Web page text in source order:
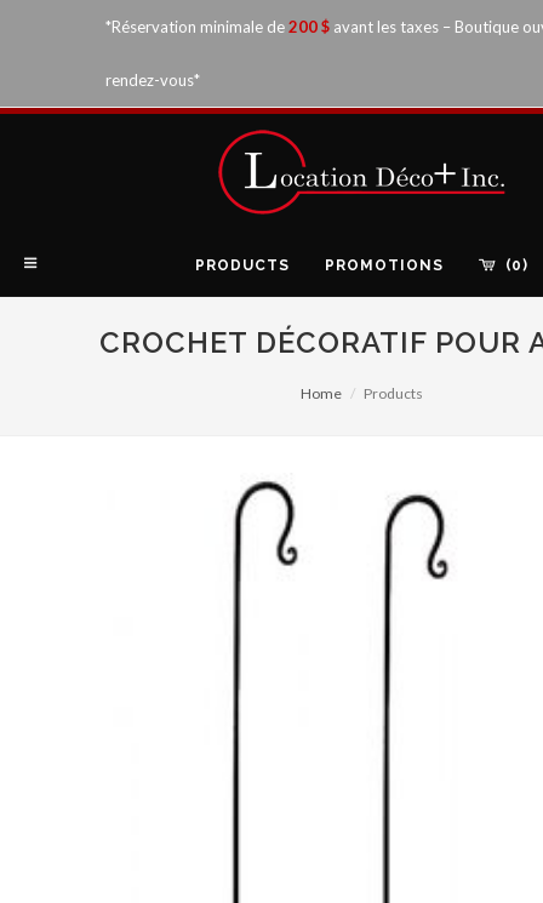
*Réservation minimale de200 $avant les taxes – Boutique
rendez-vous*
PRODUCTS PROMOTIONS (0)
CROCHET DÉCORATIF POUR
Home Products